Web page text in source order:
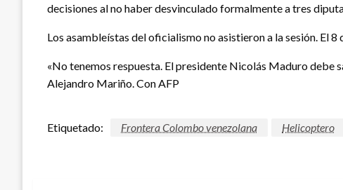
decisiones al no haber desvinculado formalmente a tres
Los asambleístas del oficialismo no asistieron a la sesión. El
«No tenemos respuesta. El presidente Nicolás Maduro debe
Alejandro Mariño. Con AFP
Etiquetado: Frontera Colombo venezolana Helicoptero